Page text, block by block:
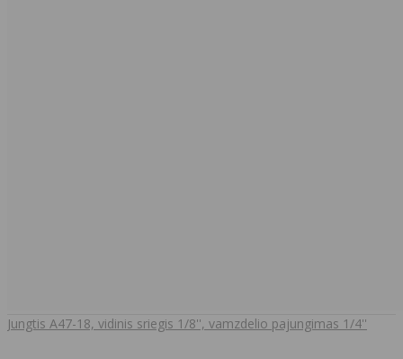
Jungtis A47-18, vidinis sriegis 1/8'', vamzdelio pajungimas 1/4''